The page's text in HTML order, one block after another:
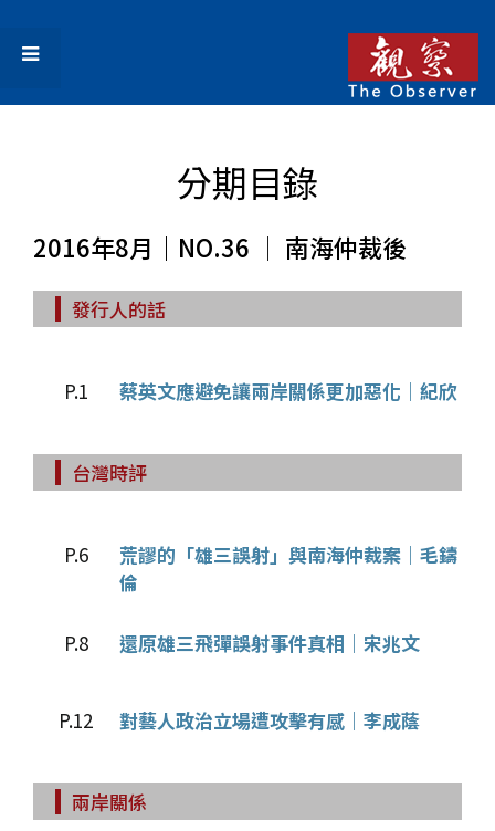
分期目錄
2016年8月｜NO.36 │ 南海仲裁後
發行人的話
P.1 蔡英文應避免讓兩岸關係更加惡化｜紀欣
台灣時評
P.6
荒謬的「雄三誤射」與南海仲裁案｜毛鑄
倫
P.8 還原雄三飛彈誤射事件真相｜宋兆文
P.12 對藝人政治立場遭攻擊有感｜李成蔭
兩岸關係